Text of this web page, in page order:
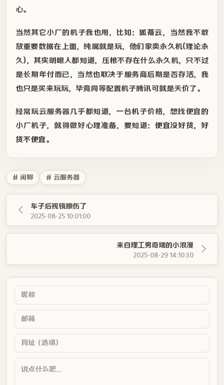
心。
当然其它小厂的机子我也用，比如：狐蒂云 ，当然我不敢
放重要数据在上面，纯属就是玩，他们家卖永久机(理论永
久)，其实明眼人都知道，压根不存在什么永久机，只不过
是长期年付而已，当然也取决于服务商后期是否存活，我
也只是买来玩玩，毕竟同等配置机子腾讯可就是天价了。
经常玩云服务器几乎都知道，一台机子价格，想找便宜的
小厂机子，就得做好心理准备，要知道： 便宜没好货，好
货不便宜。
# 闲聊 # 云服务器
车子后视镜擦伤了
2025-08-25 10:01:00
来自理工男奇瑞的小浪漫
2025-08-29 14:10:30